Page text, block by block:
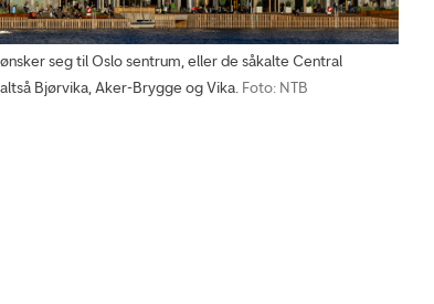
seg til Oslo sentrum, eller de såkalte Central
Bjørvika, Aker-Brygge og Vika. Foto: NTB